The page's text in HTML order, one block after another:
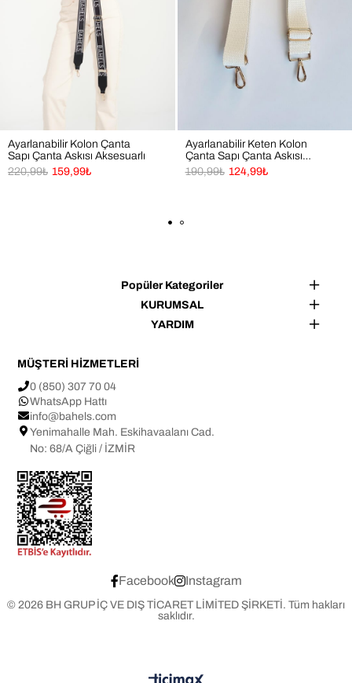
Ayarlanabilir Kolon Çanta
Sapı Çanta Askısı Aksesuarlı
159,99₺
220,99₺
Ayarlanabilir Keten Kolon
Çanta Sapı Çanta Askısı
Aksesuarlı124,99₺
190,99₺
Popüler Kategoriler
KURUMSAL
YARDIM
MÜŞTERİ HİZMETLERİ
0 (850) 307 70 04
WhatsApp Hattı
info@bahels.com
Yenimahalle Mah. Eskihavaalanı Cad.
No: 68/A Çiğli / İZMİR
Facebook Instagram
© 2026 BH GRUP İÇ VE DIŞ TİCARET LİMİTED ŞİRKETİ. Tüm hakları
saklıdır.